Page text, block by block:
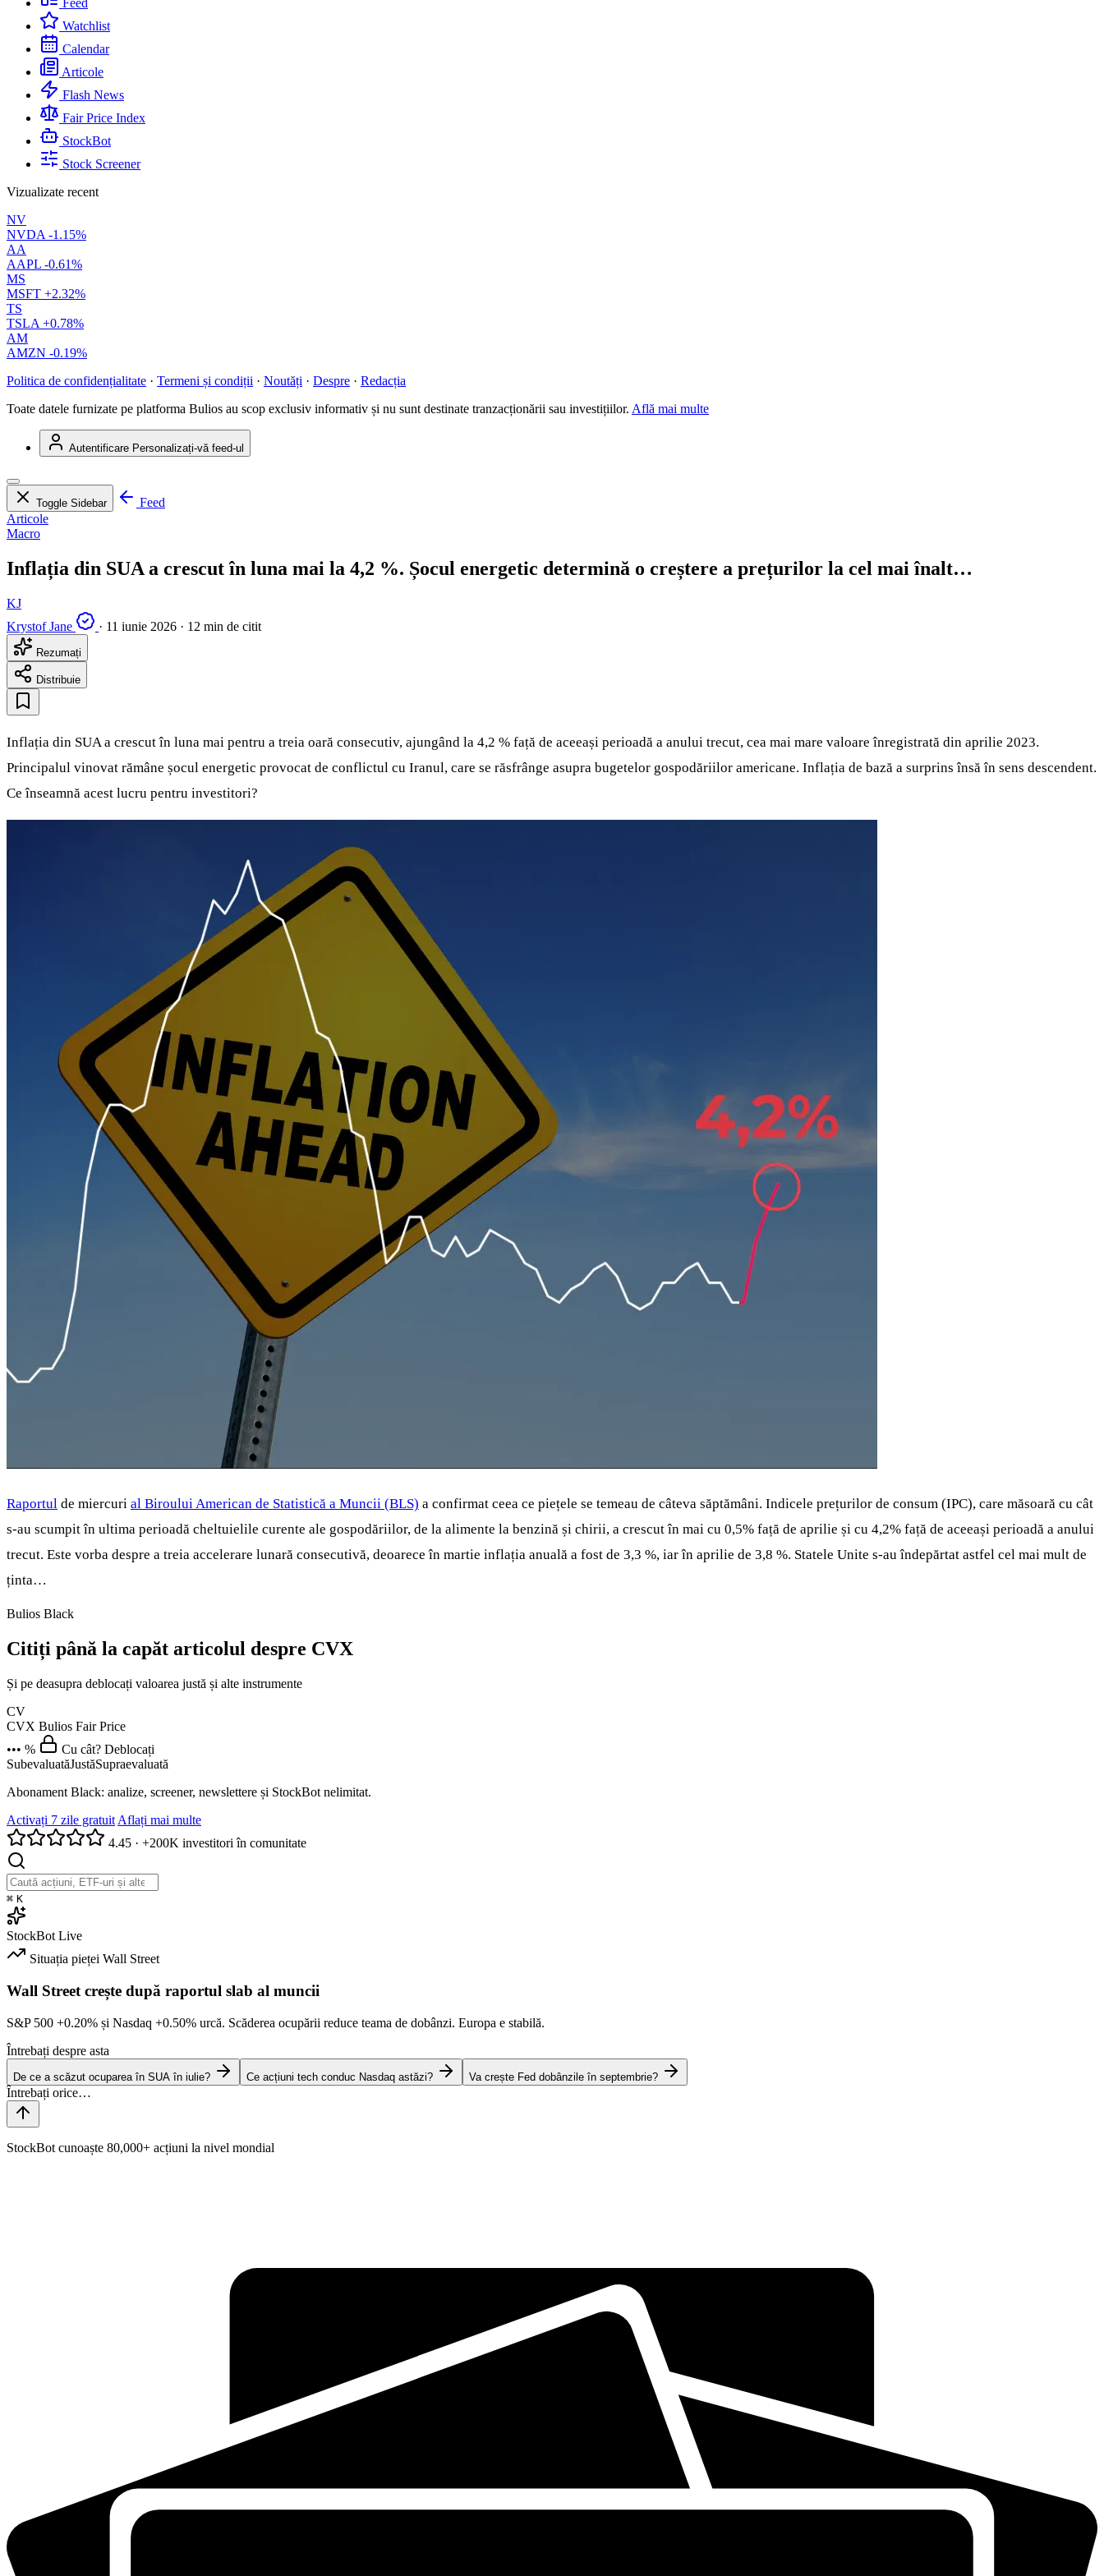
Feed
Watchlist
Calendar
Articole
Flash News
Fair Price Index
StockBot
Stock Screener
Vizualizate recent
NV
NVDA -1.15%
AA
AAPL -0.61%
MS
MSFT +2.32%
TS
TSLA +0.78%
AM
AMZN -0.19%
Politica de confidențialitate · Termeni și condiții · Noutăți · Despre · Redacția
Toate datele furnizate pe platforma Bulios au scop exclusiv informativ și nu sunt destinate tranzacționării sau investițiilor. Află mai multe
Autentificare Personalizați-vă feed-ul
Toggle Sidebar
Feed
Articole
Macro
Inflația din SUA a crescut în luna mai la 4,2 %. Șocul energetic determină o creștere a prețurilor la cel mai înalt…
KJ
Krystof Jane
· 11 iunie 2026 · 12 min de citit
Rezumați
Distribuie
Inflația din SUA a crescut în luna mai pentru a treia oară consecutiv, ajungând la 4,2 % față de aceeași perioadă a anului trecut, cea mai mare valoare înregistrată din aprilie 2023.
Principalul vinovat rămâne șocul energetic provocat de conflictul cu Iranul, care se răsfrânge asupra bugetelor gospodăriilor americane. Inflația de bază a surprins însă în sens descendent.
Ce înseamnă acest lucru pentru investitori?
Raportul de miercuri al Biroului American de Statistică a Muncii (BLS) a confirmat ceea ce piețele se temeau de câteva săptămâni. Indicele prețurilor de consum (IPC), care măsoară cu cât
s-au scumpit în ultima perioadă cheltuielile curente ale gospodăriilor, de la alimente la benzină și chirii, a crescut în mai cu 0,5% față de aprilie și cu 4,2% față de aceeași perioadă a anului
trecut. Este vorba despre a treia accelerare lunară consecutivă, deoarece în martie inflația anuală a fost de 3,3 %, iar în aprilie de 3,8 %. Statele Unite s-au îndepărtat astfel cel mai mult de
ținta…
Bulios Black
Citiți până la capăt articolul despre CVX
Și pe deasupra deblocați valoarea justă și alte instrumente
CV
CVX Bulios Fair Price
••• %
Cu cât? Deblocați
SubevaluatăJustăSupraevaluată
Abonament Black: analize, screener, newslettere și StockBot nelimitat.
Activați 7 zile gratuit Aflați mai multe
4.45 · +200K investitori în comunitate
⌘ K
StockBot Live
Situația pieței Wall Street
Wall Street crește după raportul slab al muncii
S&P 500 +0.20% și Nasdaq +0.50% urcă. Scăderea ocupării reduce teama de dobânzi. Europa e stabilă.
Întrebați despre asta
De ce a scăzut ocuparea în SUA în iulie? Ce acțiuni tech conduc Nasdaq astăzi? Va crește Fed dobânzile în septembrie?
StockBot cunoaște 80,000+ acțiuni la nivel mondial